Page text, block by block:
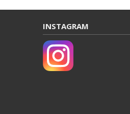
INSTAGRAM